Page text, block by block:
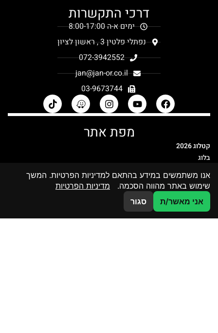
מפת אתר
קטלוג 2026
בלוג
הסדרי נגישות
דף הבית
קטלוג מוצרי זכוכית
מחיצות זכוכית
דרכי התקשרות
ימים א-ה 8:00-17:00
נפתלי פלטין 3 , ראשון לציון
072-3942552
jan@jan-or.co.il
03-9673744
אנו משתמשים במידע בהתאם למדיניות הפרטיות. המשך
שימוש באתר מהווה הסכמה. מדיניות הפרטיות
אני מאשר/ת
סגורצרו קשר